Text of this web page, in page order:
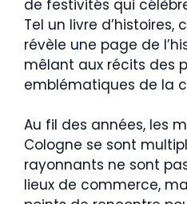
de festivités qui
Tel un livre
révèle une page de
mêlant aux récits des
emblématiques de la
Au fil des années, les
Cologne se sont
rayonnants ne sont
lieux de commerce,